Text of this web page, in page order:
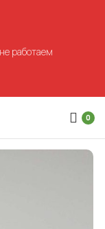
0
работаем